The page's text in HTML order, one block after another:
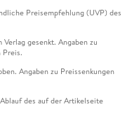
Preisempfehlung (UVP) des
gesenkt. Angaben zu
Preis.
Angaben zu Preissenkungen
des auf der Artikelseite